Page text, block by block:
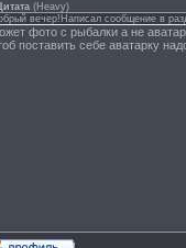
(Heavy)
вечер!Написал сообщение в
фото с рыбалки а не
поставить себе аватарку